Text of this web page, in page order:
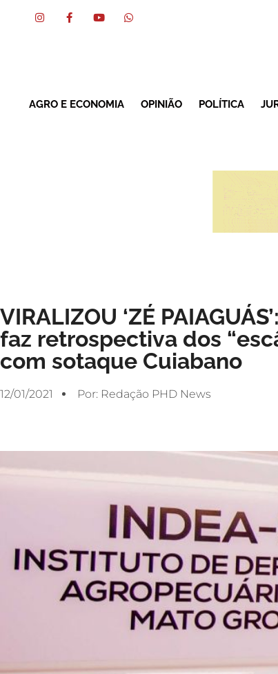
AGRO E ECONOMIA OPINIÃO POLÍTICA
VIRALIZOU ‘ZÉ
faz retrospectiva dos
com sotaque Cuiabano
12/01/2021 Por: Redação PHD News